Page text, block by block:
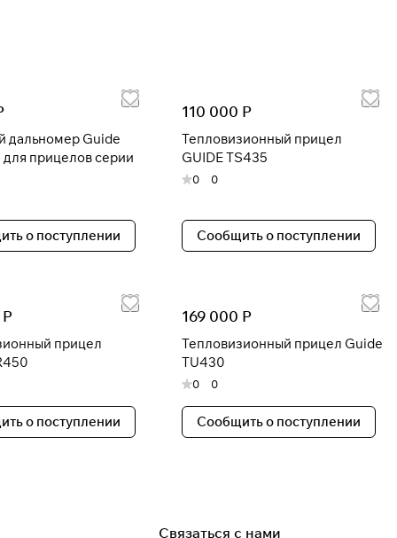
дальномер Guide
прицелов серии
о поступлении
110 000 Р
Тепловизионный прицел
GUIDE TS435
0 0
Сообщить о поступлении
Р
прицел
о поступлении
169 000 Р
Тепловизионный прицел Guide
TU430
0 0
Сообщить о поступлении
Связаться с нами